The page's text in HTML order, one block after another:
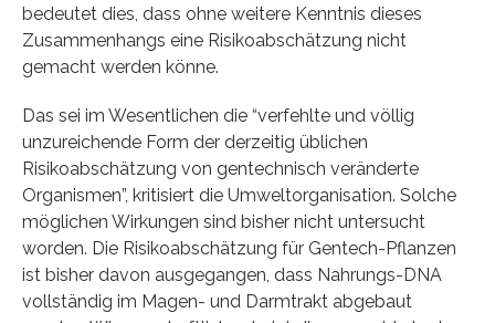
bedeutet dies, dass ohne weitere Kenntnis dieses
Zusammenhangs eine Risikoabschätzung nicht
gemacht werden könne.
Das sei im Wesentlichen die “verfehlte und völlig
unzureichende Form der derzeitig üblichen
Risikoabschätzung von gentechnisch veränderte
Organismen”, kritisiert die Umweltorganisation. Solche
möglichen Wirkungen sind bisher nicht untersucht
worden. Die Risikoabschätzung für Gentech-Pflanzen
ist bisher davon ausgegangen, dass Nahrungs-DNA
vollständig im Magen- und Darmtrakt abgebaut